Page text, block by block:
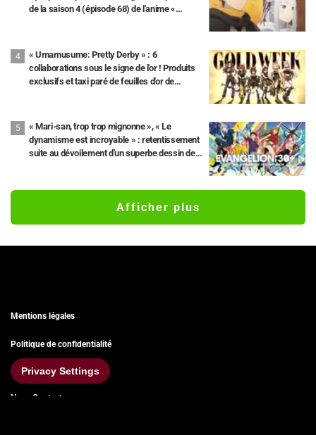
de la saison 4 (épisode 68) de l'anime «
« Umamusume: Pretty Derby » : 6
collaborations sous le signe de l'or ! Produits
exclusifs et taxi paré de feuilles d'or de
« Mari-san, trop trop mignonne », « Le
dynamisme est incroyable » : retentissement
suite au dévoilement d'un superbe dessin de
combinaison Plugsuit
Afficher plus
Mentions légales
Politique de confidentialité
Privacy Settings
Nous Contacter